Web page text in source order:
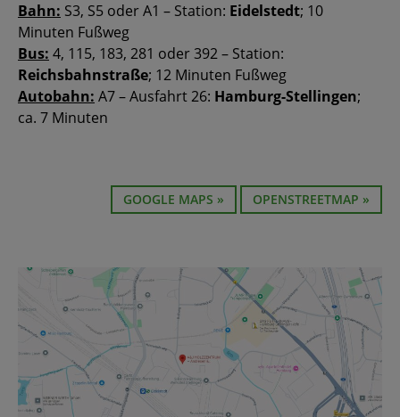
Bahn: S3, S5 oder A1 – Station: Eidelstedt; 10
Minuten Fußweg
Bus: 4, 115, 183, 281 oder 392 – Station:
Reichsbahnstraße; 12 Minuten Fußweg
Autobahn: A7 – Ausfahrt 26: Hamburg-Stellingen;
ca. 7 Minuten
GOOGLE MAPS » OPENSTREETMAP »